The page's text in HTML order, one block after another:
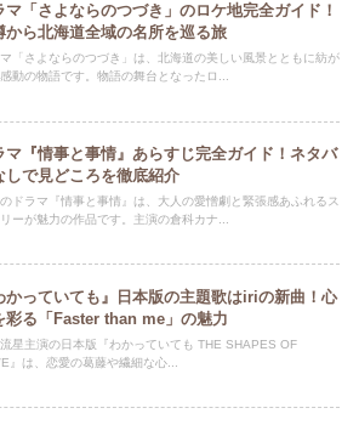
マ「さよならのつづき」のロケ地完全ガイド！
から北海道全域の名所を巡る旅
マ「さよならのつづき」は、北海道の美しい風景とともに紡が
動の物語です。物語の舞台となったロ...
マ『情事と事情』あらすじ完全ガイド！ネタバ
しで見どころを徹底紹介
ドラマ『情事と事情』は、大人の愛憎劇と緊張感あふれるス
リーが魅力の作品です。主演の倉科カナ...
かっていても』日本版の主題歌はiriの新曲！心
彩る「Faster than me」の魅力
星主演の日本版『わかっていても THE SHAPES OF
』は、恋愛の葛藤や繊細な心...